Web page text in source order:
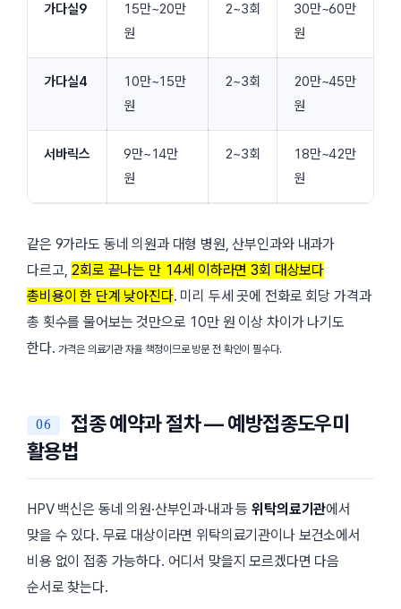
가다실9
15만~20만
원
2~3회
30만~60만
원
가다실4
10만~15만
원
2~3회
20만~45만
원
서바릭스
9만~14만
원
2~3회
18만~42만
원
같은 9가라도 동네 의원과 대형 병원, 산부인과와 내과가
다르고, 2회로 끝나는 만 14세 이하라면 3회 대상보다
총비용이 한 단계 낮아진다. 미리 두세 곳에 전화로 회당 가격과
총 횟수를 물어보는 것만으로 10만 원 이상 차이가 나기도
한다.가격은 의료기관 자율 책정이므로 방문 전 확인이 필수다.
접종 예약과 절차 — 예방접종도우미
활용법
HPV 백신은 동네 의원·산부인과·내과 등위탁의료기관에서
맞을 수 있다. 무료 대상이라면 위탁의료기관이나 보건소에서
비용 없이 접종 가능하다. 어디서 맞을지 모르겠다면 다음
순서로 찾는다.